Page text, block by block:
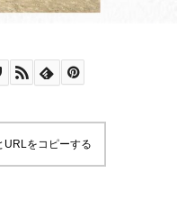
URLをコピーする